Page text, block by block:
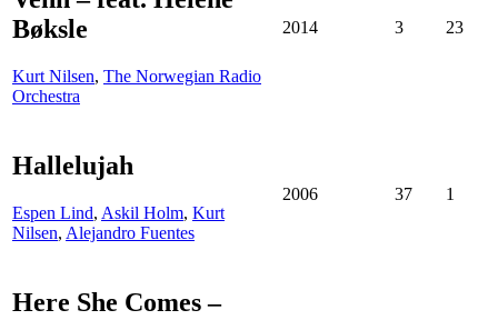
Bøksle
Kurt Nilsen, The Norwegian Radio
Orchestra
2014 3 23
Hallelujah
Espen Lind, Askil Holm, Kurt
Nilsen, Alejandro Fuentes
2006 37 1
Here She Comes –